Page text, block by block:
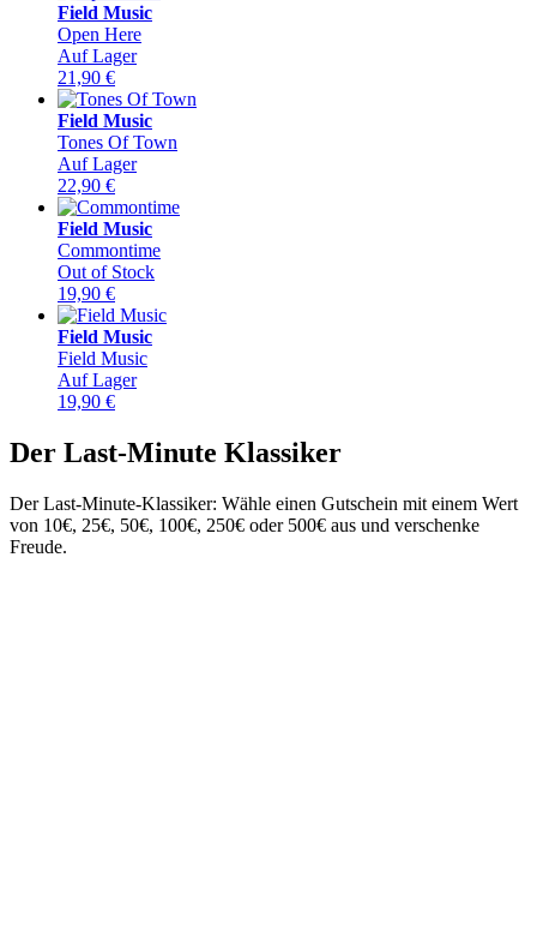
Field Music
Open Here
Auf Lager
21,90 €
Field Music
Tones Of Town
Auf Lager
22,90 €
Field Music
Commontime
Out of Stock
19,90 €
Field Music
Field Music
Auf Lager
19,90 €
Der Last-Minute Klassiker
Der Last-Minute-Klassiker: Wähle einen Gutschein mit einem Wert
von 10€, 25€, 50€, 100€, 250€ oder 500€ aus und verschenke
Freude.